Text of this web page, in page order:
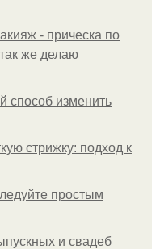
- прическа по
же делаю
способ изменить
стрижку: подход к
простым
и свадеб